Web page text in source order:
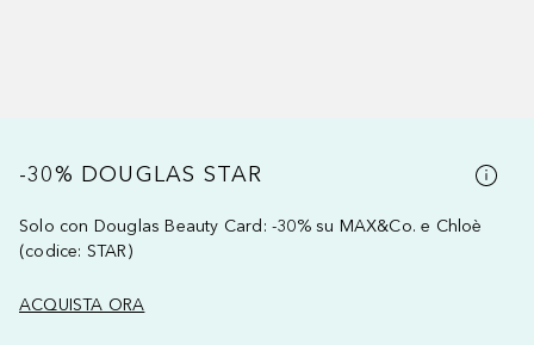
-30% DOUGLAS STAR
Solo con Douglas Beauty Card: -30% su MAX&Co. e Chloè
(codice: STAR)
ACQUISTA ORA